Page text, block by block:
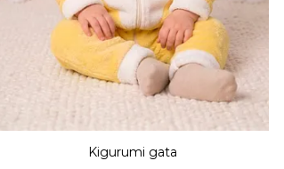
Kigurumi gata